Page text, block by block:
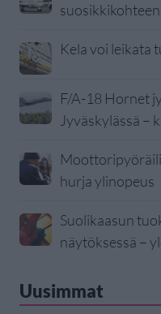
Kela voi leikata
F/A-18 Hornet
Jyväskylässä –
hurja ylinopeus
Suolikaasun
näytöksessä –
Uusimmat